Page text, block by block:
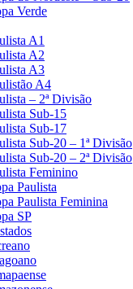
Verde
A1
A2
A3
A4
– 2ª Divisão
Sub-15
Sub-17
Sub-20 – 1ª Divisão
Sub-20 – 2ª Divisão
Feminino
Paulista
Paulista Feminina
SP